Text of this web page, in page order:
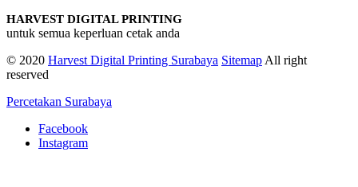
HARVEST DIGITAL PRINTING
untuk semua keperluan cetak anda
© 2020 Harvest Digital Printing Surabaya Sitemap All right
reserved
Percetakan Surabaya
Facebook
Instagram